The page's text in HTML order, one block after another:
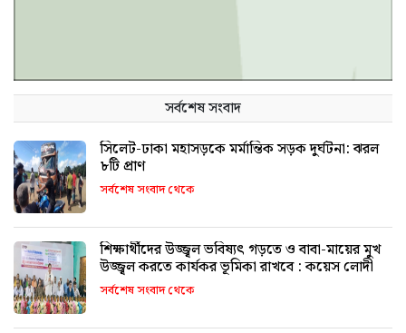
সর্বশেষ সংবাদ
সিলেট-ঢাকা মহাসড়কে মর্মান্তিক সড়ক দুর্ঘটনা: ঝরল
৮টি প্রাণ
সর্বশেষ সংবাদ থেকে
শিক্ষার্থীদের উজ্জ্বল ভবিষ্যৎ গড়তে ও বাবা-মায়ের মুখ
উজ্জ্বল করতে কার্যকর ভূমিকা রাখবে : কয়েস লোদী
সর্বশেষ সংবাদ থেকে